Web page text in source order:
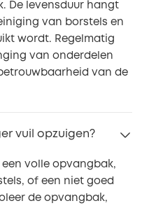
De levensduur hangt
van borstels en
wordt. Regelmatig
van onderdelen
van de
vuil opzuigen?
volle opvangbak,
of een niet goed
de opvangbak,